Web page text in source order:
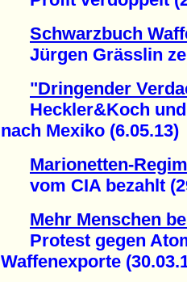
Schwarzbuch
Jürgen Grässlin
"Dringender
Heckler&Koch und
nach Mexiko (6.05.13)
Marionetten-
vom CIA bezahlt
Mehr Menschen
Protest gegen
Waffenexporte